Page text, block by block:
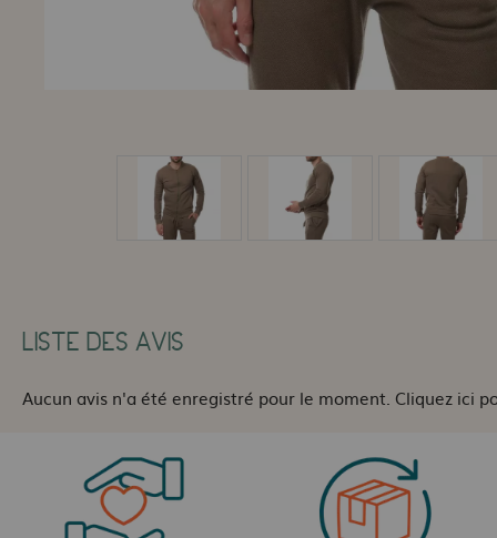
LISTE DES AVIS
Aucun avis n'a été enregistré pour le moment. Cliquez ici